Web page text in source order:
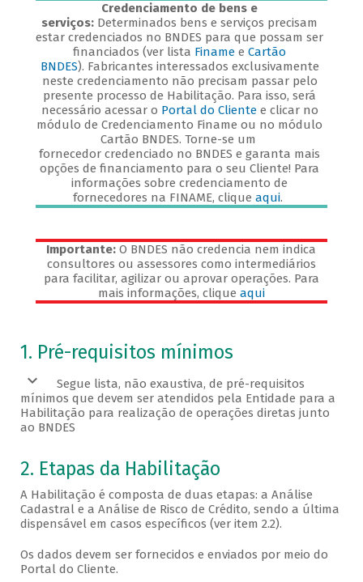
Credenciamento de bens e
serviços: Determinados bens e serviços precisam
estar credenciados no BNDES para que possam ser
financiados (ver lista Finame eCartão
BNDES). Fabricantes interessados exclusivamente
neste credenciamento não precisam passar pelo
presente processo de Habilitação. Para isso, será
necessário acessar o Portal do Cliente e clicar no
módulo de Credenciamento Finame ou no módulo
Cartão BNDES. Torne-se um
fornecedor credenciado no BNDES e garanta mais
opções de financiamento para o seu Cliente! Para
informações sobre credenciamento de
fornecedores na FINAME, cliqueaqui.
Importante: O BNDES não credencia nem indica
consultores ou assessores como intermediários
para facilitar, agilizar ou aprovar operações. Para
mais informações, clique aqui
Veja os pré-requisitos
1. Pré-requisitos mínimos
Segue lista, não exaustiva, de pré-requisitos
mínimos que devem ser atendidos pela Entidade para a
Habilitação para realização de operações diretas junto
ao BNDES
2. Etapas da Habilitação
A Habilitação é composta de duas etapas: a Análise
Cadastral e a Análise de Risco de Crédito, sendo a última
dispensável em casos específicos (ver item 2.2).
Os dados devem ser fornecidos e enviados por meio do
Portal do Cliente.